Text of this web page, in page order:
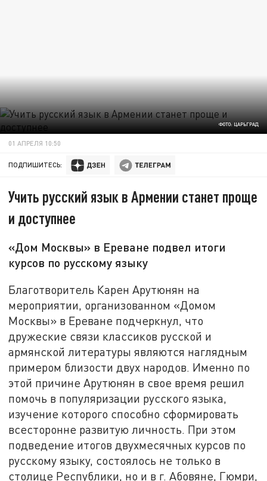
ФОТО: ЦАРЬГРАД
01 АПРЕЛЯ 10:50
ПОДПИШИТЕСЬ:
Учить русский язык в Армении станет проще
и доступнее
«Дом Москвы» в Ереване подвел итоги
курсов по русскому языку
Благотворитель Карен Арутюнян на
мероприятии, организованном «Домом
Москвы» в Ереване подчеркнул, что
дружеские связи классиков русской и
армянской литературы являются наглядным
примером близости двух народов. Именно по
этой причине Арутюнян в свое время решил
помочь в популяризации русского языка,
изучение которого способно сформировать
всесторонне развитую личность. При этом
подведение итогов двухмесячных курсов по
русскому языку, состоялось не только в
столице Республики, но и в г. Абовяне, Гюмри,